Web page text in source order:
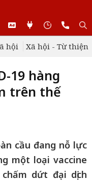
hội Xã hội - Từ thiện
19 hàng
trên thế
cầu đang nỗ lực
một loại vaccine
dứt đại dịch